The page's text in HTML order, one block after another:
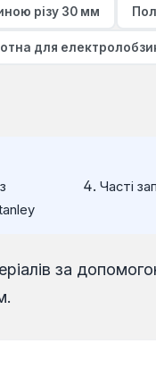
різу 30 мм
для
Часті
за